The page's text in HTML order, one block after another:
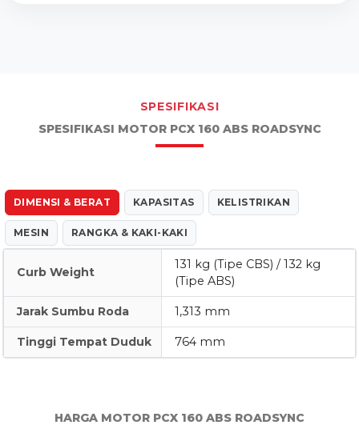
SPESIFIKASI
SPESIFIKASI MOTOR PCX 160 ABS ROADSYNC
DIMENSI & BERAT KAPASITAS KELISTRIKAN
MESIN RANGKA & KAKI-KAKI
Curb Weight
131 kg (Tipe CBS) / 132 kg
(Tipe ABS)
Jarak Sumbu Roda 1,313 mm
Tinggi Tempat Duduk 764 mm
HARGA MOTOR PCX 160 ABS ROADSYNC